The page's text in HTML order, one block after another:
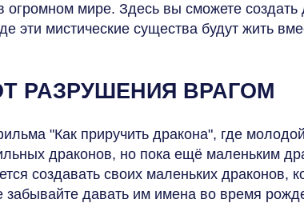
огромном мире. Здесь вы сможете создать
эти мистические существа будут жить
РАЗРУШЕНИЯ ВРАГОМ
"Как приручить дракона", где
драконов, но пока ещё маленьким
создавать своих маленьких драконов,
забывайте давать им имена во время